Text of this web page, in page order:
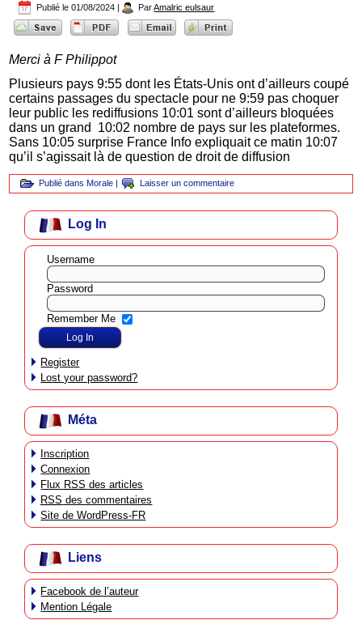
Publié le 01/08/2024 | Par Amalric eulsaur
Merci à F Philippot
Plusieurs pays 9:55 dont les États-Unis ont d’ailleurs coupé
certains passages du spectacle pour ne 9:59 pas choquer
leur public les rediffusions 10:01 sont d’ailleurs bloquées
dans un grand 10:02 nombre de pays sur les plateformes.
Sans 10:05 surprise France Info expliquait ce matin 10:07
qu’il s’agissait là de question de droit de diffusion
Publié dans Morale | Laisser un commentaire
Log In
Username
Password
Remember Me
Register
Lost your password?
Méta
Inscription
Connexion
Flux RSS des articles
RSS des commentaires
Site de WordPress-FR
Liens
Facebook de l’auteur
Mention Légale